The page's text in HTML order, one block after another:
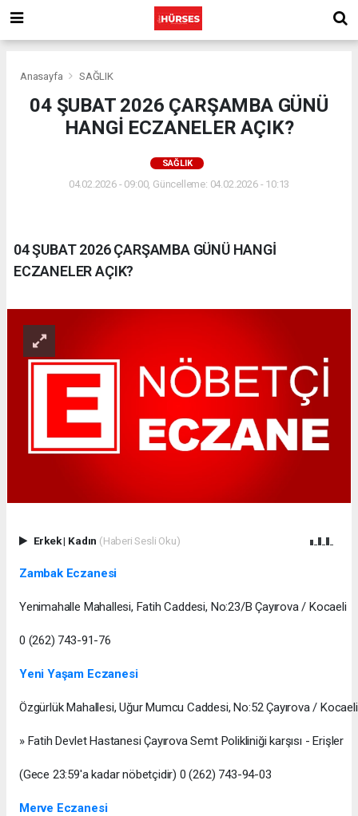
Anasayfa SAĞLIK
04 ŞUBAT 2026 ÇARŞAMBA GÜNÜ
HANGİ ECZANELER AÇIK?
SAĞLIK
04.02.2026 - 09:00, Güncelleme: 04.02.2026 - 10:13
04 ŞUBAT 2026 ÇARŞAMBA GÜNÜ HANGİ
ECZANELER AÇIK?
Erkek| Kadın (Haberi Sesli Oku)
Zambak Eczanesi
Yenimahalle Mahallesi, Fatih Caddesi, No:23/B Çayırova / Kocaeli
0 (262) 743-91-76
Yeni Yaşam Eczanesi
Özgürlük Mahallesi, Uğur Mumcu Caddesi, No:52 Çayırova / Kocaeli
» Fatih Devlet Hastanesi Çayırova Semt Polikliniği karşısı - Erişler
(Gece 23:59'a kadar nöbetçidir) 0 (262) 743-94-03
Merve Eczanesi